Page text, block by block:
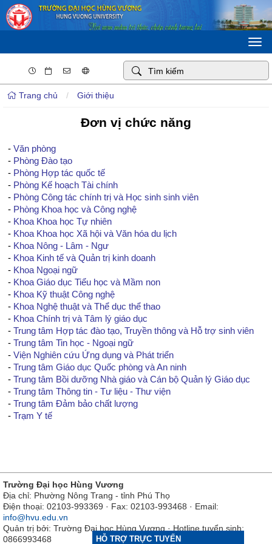
Trang chủ / Giới thiệu
Đơn vị chức năng
- Văn phòng
- Phòng Đào tạo
- Phòng Hợp tác quốc tế
- Phòng Kế hoạch Tài chính
- Phòng Công tác chính trị và Học sinh sinh viên
- Phòng Khoa học và Công nghệ
- Khoa Khoa học Tự nhiên
- Khoa Khoa học Xã hội và Văn hóa du lịch
- Khoa Nông - Lâm - Ngư
- Khoa Kinh tế và Quản trị kinh doanh
- Khoa Ngoại ngữ
- Khoa Giáo dục Tiểu học và Mầm non
- Khoa Kỹ thuật Công nghệ
- Khoa Nghệ thuật và Thể dục thể thao
- Khoa Chính trị và Tâm lý giáo dục
- Trung tâm Hợp tác đào tạo, Truyền thông và Hỗ trợ sinh viên
- Trung tâm Tin học - Ngoại ngữ
- Viện Nghiên cứu Ứng dụng và Phát triển
- Trung tâm Giáo dục Quốc phòng và An ninh
- Trung tâm Bồi dưỡng Nhà giáo và Cán bộ Quản lý Giáo dục
- Trung tâm Thông tin - Tư liệu - Thư viện
- Trung tâm Đảm bảo chất lượng
- Trạm Y tế
Trường Đại học Hùng Vương
Địa chỉ: Phường Nông Trang - tỉnh Phú Thọ
Điện thoại: 02103-993369 · Fax: 02103-993468 · Email:
info@hvu.edu.vn
Quản trị bởi: Trường Đại học Hùng Vương · Hotline tuyển sinh:
0866993468
HỖ TRỢ TRỰC TUYẾN